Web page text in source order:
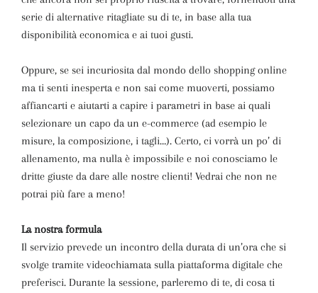
serie di alternative ritagliate su di te, in base alla tua
disponibilità economica e ai tuoi gusti.
Oppure, se sei incuriosita dal mondo dello shopping online
ma ti senti inesperta e non sai come muoverti, possiamo
affiancarti e aiutarti a capire i parametri in base ai quali
selezionare un capo da un e-commerce (ad esempio le
misure, la composizione, i tagli…). Certo, ci vorrà un po’ di
allenamento, ma nulla è impossibile e noi conosciamo le
dritte giuste da dare alle nostre clienti! Vedrai che non ne
potrai più fare a meno!
La nostra formula
Il servizio prevede un incontro della durata di un’ora che si
svolge tramite videochiamata sulla piattaforma digitale che
preferisci. Durante la sessione, parleremo di te, di cosa ti